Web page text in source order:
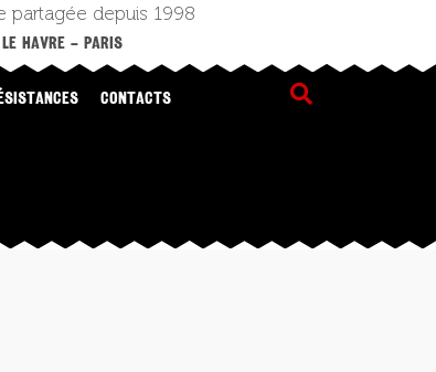
partagée depuis 1998
HAVRE – PARIS
CONTACTS